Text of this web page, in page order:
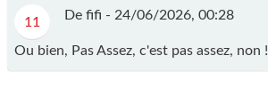
11 De fifi - 24/06/2026, 00:28
Ou bien, Pas Assez, c'est pas assez, non !